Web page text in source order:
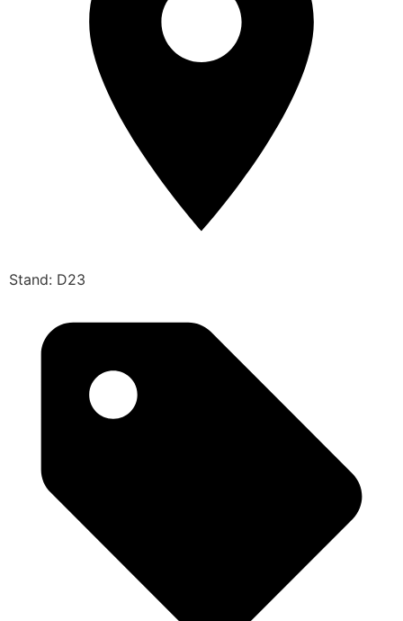
Stand: D23